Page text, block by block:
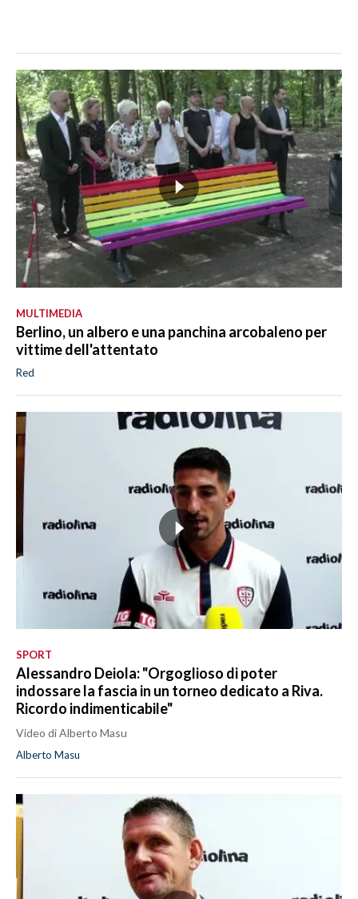
MULTIMEDIA
Berlino, un albero e una panchina arcobaleno per
vittime dell'attentato
Red
SPORT
Alessandro Deiola: "Orgoglioso di poter
indossare la fascia in un torneo dedicato a Riva.
Ricordo indimenticabile"
Video di Alberto Masu
Alberto Masu